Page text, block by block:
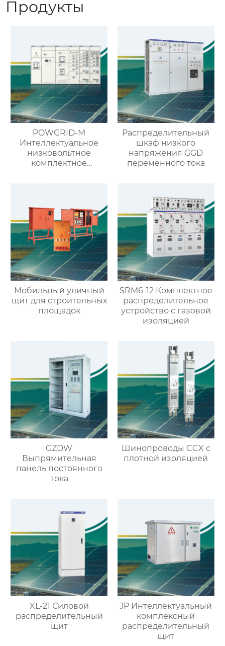
Продукты
POWGRID-M
Интеллектуальное
низковольтное
комплектное
Распределительный
шкаф низкого
напряжения GGD
переменного тока
Мобильный уличный
щит для строительных
площадок
SRM6-12 Комплектное
распределительное
устройство с газовой
изоляцией
GZDW
Выпрямительная
панель постоянного
тока
Шинопроводы CCX с
плотной изоляцией
XL-21 Силовой
распределительный
щит
JP Интеллектуальный
комплексный
распределительный
щит